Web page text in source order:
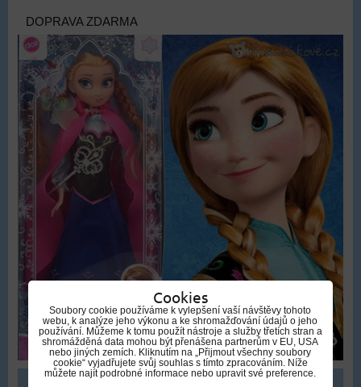
DOPRAVA ZDARMA
Cookies
Soubory cookie používáme k vylepšení vaší návštěvy tohoto
webu, k analýze jeho výkonu a ke shromažďování údajů o jeho
používání. Můžeme k tomu použít nástroje a služby třetích stran a
shromážděná data mohou být přenášena partnerům v EU, USA
nebo jiných zemích. Kliknutím na „Přijmout všechny soubory
cookie“ vyjadřujete svůj souhlas s tímto zpracováním. Níže
můžete najít podrobné informace nebo upravit své preference.